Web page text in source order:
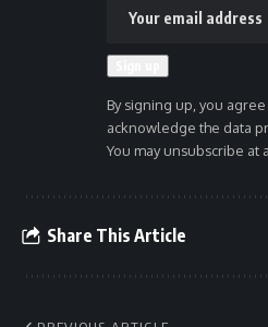
By signing up, you
acknowledge the data
You may unsubscribe at
Share This Article